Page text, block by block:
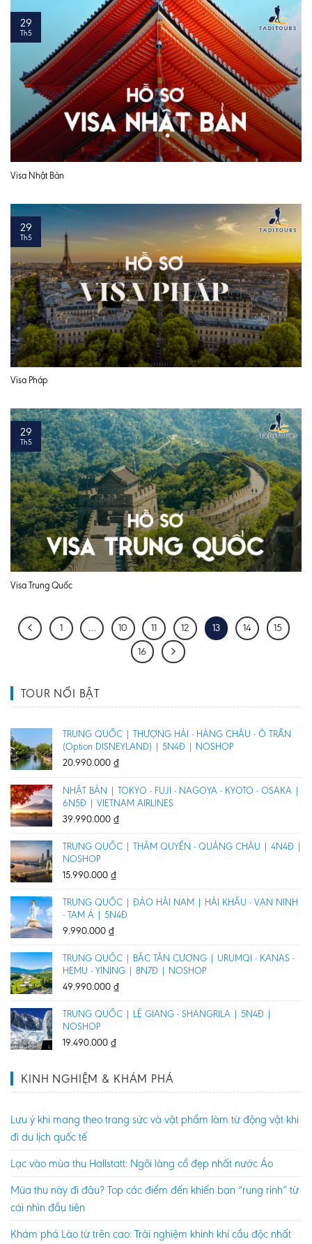
Visa Nhật Bản
29
Th5
Visa Pháp
29
Th5
Visa Trung Quốc
29
Th5
1 … 10 11 12 13 14
15
16
TOUR NỔI BẬT
TRUNG QUỐC | THƯỢNG HẢI - HÀNG CHÂU - Ô TRẤN
(Option DISNEYLAND) | 5N4Đ | NOSHOP
20.990.000 ₫
NHẬT BẢN | TOKYO - FUJI - NAGOYA - KYOTO - OSAKA |
6N5Đ | VIETNAM AIRLINES
39.990.000 ₫
TRUNG QUỐC | THÂM QUYẾN - QUẢNG CHÂU | 4N4Đ |
NOSHOP
15.990.000 ₫
TRUNG QUỐC | ĐẢO HẢI NAM | HẢI KHẨU - VẠN NINH
- TAM Á | 5N4Đ
9.990.000 ₫
TRUNG QUỐC | BẮC TÂN CƯƠNG | URUMQI - KANAS -
HEMU - YINING | 8N7Đ | NOSHOP
49.990.000 ₫
TRUNG QUỐC | LỆ GIANG - SHANGRILA | 5N4Đ |
NOSHOP
19.490.000 ₫
KINH NGHIỆM & KHÁM PHÁ
Lưu ý khi mang theo trang sức và vật phẩm làm từ động vật khi
đi du lịch quốc tế
Lạc vào mùa thu Hallstatt: Ngôi làng cổ đẹp nhất nước Áo
Mùa thu này đi đâu? Top các điểm đến khiến bạn “rung rinh” từ
cái nhìn đầu tiên
Khám phá Lào từ trên cao: Trải nghiệm khinh khí cầu độc nhất